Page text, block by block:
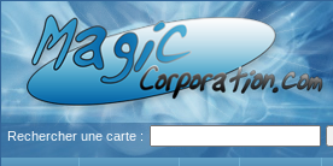
Rechercher une carte :